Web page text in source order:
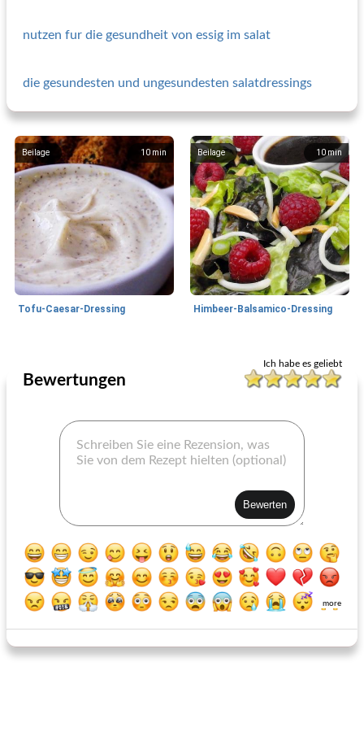
nutzen fur die gesundheit von essig im salat
die gesundesten und ungesundesten salatdressings
10 min
Beilage
Tofu-Caesar-Dressing
10 min
Beilage
Himbeer-Balsamico-Dressing
Jalapeno Ranch Dressing
Ich habe es geliebt
Bewertungen
more